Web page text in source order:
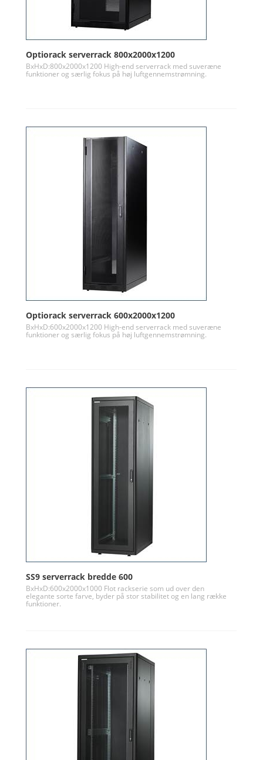
Optiorack serverrack 800x2000x1200
BxHxD:800x2000x1200 High-end serverrack med suveræne
funktioner og særlig fokus på høj luftgennemstrømning.
Optiorack serverrack 600x2000x1200
BxHxD:600x2000x1200 High-end serverrack med suveræne
funktioner og særlig fokus på høj luftgennemstrømning.
SS9 serverrack bredde 600
BxHxD:600x2000x1000 Flot rackserie som ud over den
elegante sorte farve, byder på stor stabilitet og en lang række
funktioner.